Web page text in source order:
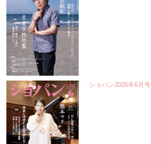
ショパン2026年6月号